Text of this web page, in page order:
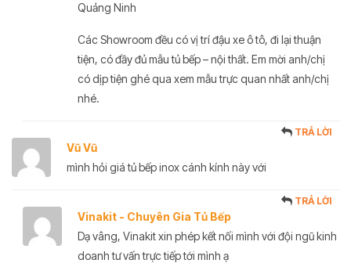
Quảng Ninh
Các Showroom đều có vị trí đậu xe ô tô, đi lại thuận
tiện, có đầy đủ mẫu tủ bếp – nội thất. Em mời anh/chị
có dịp tiện ghé qua xem mẫu trực quan nhất anh/chị
nhé.
Vũ Vũ
TRẢ LỜI
mình hỏi giá tủ bếp inox cánh kính này với
Vinakit - Chuyên Gia Tủ Bếp
TRẢ LỜI
Dạ vâng, Vinakit xin phép kết nối mình với đội ngũ kinh
doanh tư vấn trực tiếp tới mình ạ